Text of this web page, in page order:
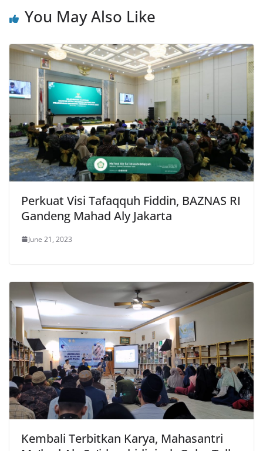
You May Also Like
Perkuat Visi Tafaqquh Fiddin, BAZNAS RI
Gandeng Mahad Aly Jakarta
June 21, 2023
Kembali Terbitkan Karya, Mahasantri